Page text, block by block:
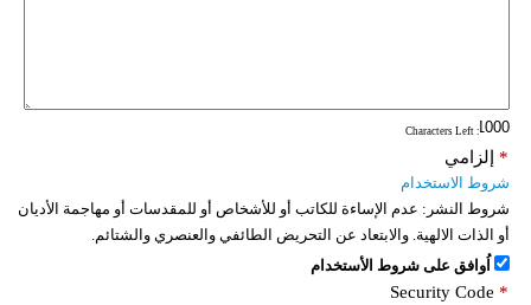
: Characters Left
إلزامي *
شروط الاستخدام
شروط النشر: عدم الإساءة للكاتب أو للأشخاص أو للمقدسات أو مهاجمة الأديان
أو الذات الالهية. والابتعاد عن التحريض الطائفي والعنصري والشتائم.
اُوافق على شروط الأستخدام
Security Code *